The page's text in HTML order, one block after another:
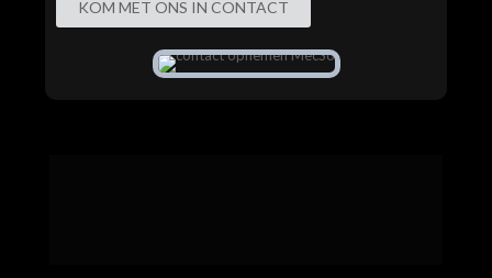
KOM MET ONS IN CONTACT